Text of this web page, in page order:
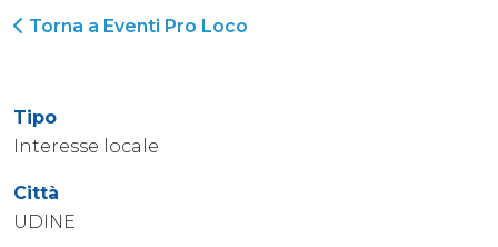
Torna a Eventi Pro Loco
Tipo
Interesse locale
Città
UDINE